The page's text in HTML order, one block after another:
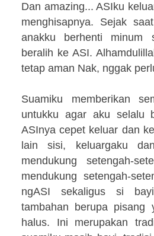
Dan amazing... ASIku
menghisapnya. Sejak
anakku berhenti minum
beralih ke ASI.
tetap aman Nak, nggak
Suamiku memberikan
untukku agar aku selalu
ASInya cepet keluar dan
lain sisi, keluargaku
mendukung setengah-
mendukung setengah-
ngASI sekaligus si
tambahan berupa pisang
halus. Ini merupakan